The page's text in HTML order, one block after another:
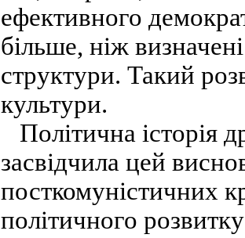
ефективного
більше, ніж
структури. Такий
культури.
Політична історія
засвідчила цей
посткомуністичних
політичного